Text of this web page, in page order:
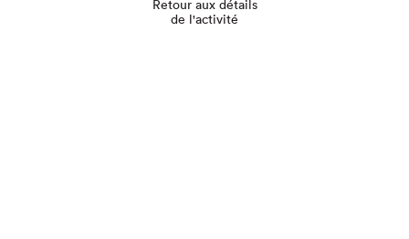
Retour aux détails
de l'activité